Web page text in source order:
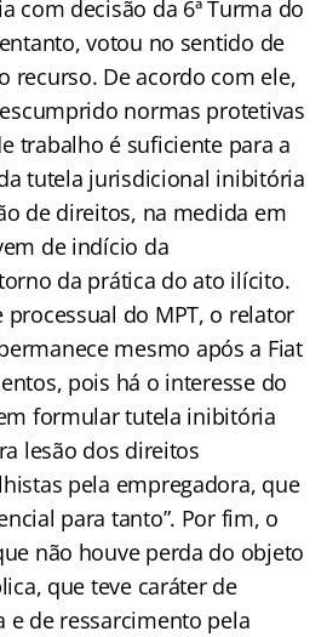
com decisão da 6ª Turma do
votou no sentido de
recurso. De acordo com ele,
normas protetivas
trabalho é suficiente para a
tutela jurisdicional inibitória
de direitos, na medida em
de indício da
da prática do ato ilícito.
do MPT, o relator
mesmo após a Fiat
pois há o interesse do
formular tutela inibitória
lesão dos direitos
pela empregadora, que
para tanto”. Por fim, o
não houve perda do objeto
que teve caráter de
e de ressarcimento pela